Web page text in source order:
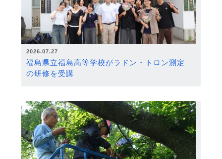
2026.07.27
福島県立福島高等学校がラドン・トロン測定
の研修を受講